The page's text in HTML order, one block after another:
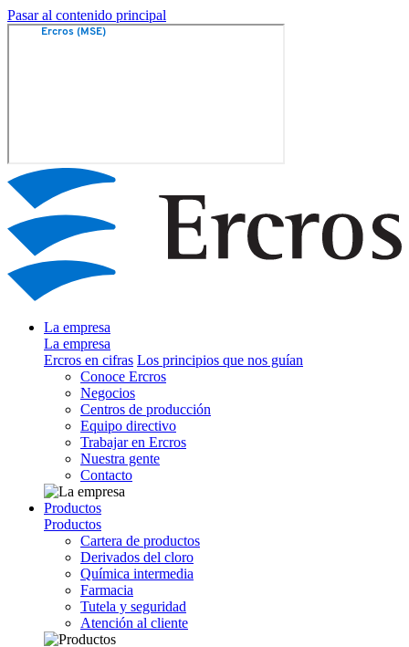
Pasar al contenido principal
La empresa
La empresa
Ercros en cifras Los principios que nos guían
Conoce Ercros
Negocios
Centros de producción
Equipo directivo
Trabajar en Ercros
Nuestra gente
Contacto
Productos
Productos
Cartera de productos
Derivados del cloro
Química intermedia
Farmacia
Tutela y seguridad
Atención al cliente